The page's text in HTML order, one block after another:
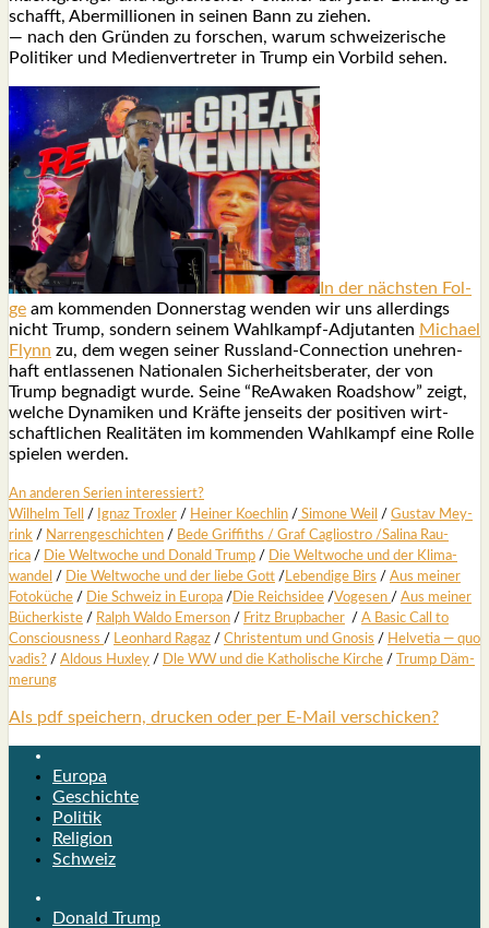
schafft, Aber­mil­lio­nen in sei­nen Bann zu zie­hen.
— nach den Grün­den zu for­schen, war­um schwei­ze­ri­sche
Poli­ti­ker und Medi­en­ver­tre­ter in Trump ein Vor­bild sehen.
In der nächs­ten Fol­
ge am kom­men­den Don­ners­tag wen­den wir uns aller­dings
nicht Trump, son­dern sei­nem Wahl­kampf-Adju­tan­ten Micha­el
Flynn zu, dem wegen sei­ner Russ­land-Con­nec­tion uneh­ren­
haft ent­las­se­nen Natio­na­len Sicher­heits­be­ra­ter, der von
Trump begna­digt wur­de. Sei­ne “ReA­wa­ken Road­show” zeigt,
wel­che Dyna­mi­ken und Kräf­te jen­seits der posi­ti­ven wirt­
schaft­li­chen Rea­li­tä­ten im kom­men­den Wahl­kampf eine Rol­le
spie­len wer­den.
An ande­ren Seri­en inter­es­siert?
Wil­helm Tell
/ Ignaz Trox­ler / Hei­ner Koech­lin / Simo­ne Weil / Gus­tav Mey­
rink / Nar­ren­ge­schich­ten / Bede Grif­fiths / Graf Cagli­os­tro /Sali­na Rau­
rica / Die Welt­wo­che und Donald Trump / Die Welt­wo­che und der Kli­ma­
wan­del / Die Welt­wo­che und der lie­be Gott /Leben­di­ge Birs / Aus mei­ner
Foto­kü­che / Die Schweiz in Euro­pa /Die Reichs­idee /Voge­sen / Aus mei­ner
Bücher­kis­te / Ralph Wal­do Emer­son / Fritz Brup­ba­cher / A Basic Call to
Con­scious­ness / Leon­hard Ragaz / Chris­ten­tum und Gno­sis / Hel­ve­tia — quo
vadis? / Aldous Hux­ley / Dle WW und die Katho­li­sche Kir­che / Trump Däm­
me­rung
Als pdf speichern, drucken oder per E-Mail verschicken?
Europa
Geschichte
Politik
Religion
Schweiz
Donald Trump